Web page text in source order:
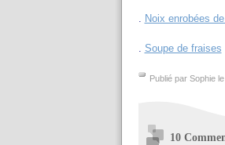
Noix enrobées
Soupe de fraises
Publié par Sophie le
10